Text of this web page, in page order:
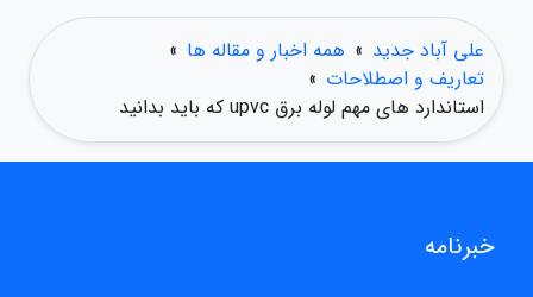
علی آباد جدید » همه اخبار و مقاله ها »
تعاریف و اصطلاحات »
استاندارد های مهم لوله برق upvc که باید بدانید
خبرنامه